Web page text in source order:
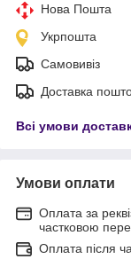
Нова Пошта
Укрпошта
Самовивіз
Доставка
Всі умови
Умови оплати
Оплата за
частковою
Оплата після